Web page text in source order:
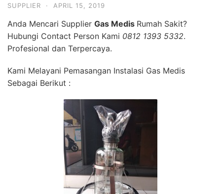
SUPPLIER
· APRIL 15, 2019
Anda Mencari Supplier Gas Medis Rumah Sakit?
Hubungi Contact Person Kami 0812 1393 5332.
Profesional dan Terpercaya.
Kami Melayani Pemasangan Instalasi Gas Medis
Sebagai Berikut :